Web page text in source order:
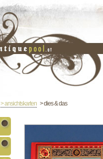
> ansichtskarten > dies & das